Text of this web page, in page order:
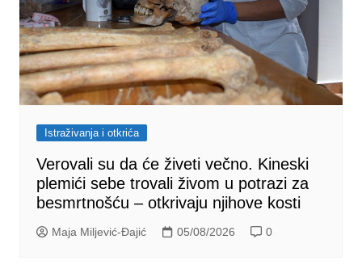
Istraživanja i otkrića
Verovali su da će živeti večno. Kineski
plemići sebe trovali živom u potrazi za
besmrtnošću – otkrivaju njihove kosti
Maja Miljević-Đajić 05/08/2026 0